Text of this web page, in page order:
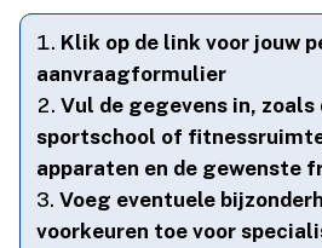
Klik op de link voor jouw
aanvraagformulier
Vul de gegevens in, zoals
sportschool of
apparaten en de gewenste
Voeg eventuele
voorkeuren toe voor